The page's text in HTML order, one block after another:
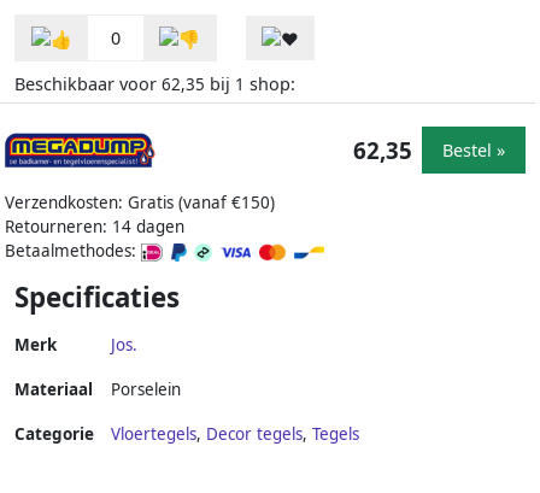
0
Beschikbaar voor 62,35 bij 1 shop:
Verzendkosten: Gratis (vanaf €150)
Retourneren: 14 dagen
Betaalmethodes:
62,35 Bestel »
Specificaties
Merk Jos.
Materiaal Porselein
Categorie Vloertegels, Decor tegels, Tegels